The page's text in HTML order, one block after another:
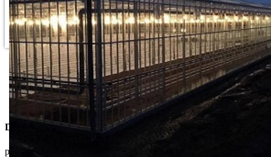
Dostupne Opcije
pakovanje